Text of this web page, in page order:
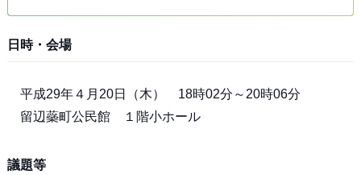
日時・会場
平成29年４月20日（木） 18時02分～20時06分
留辺蘂町公民館 １階小ホール
議題等